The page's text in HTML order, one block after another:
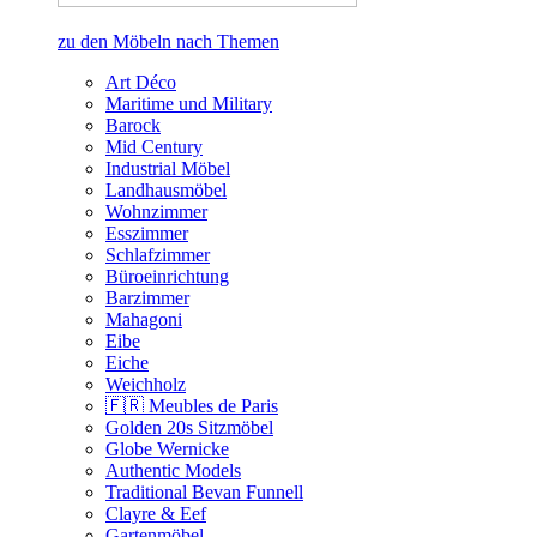
zu den Möbeln nach Themen
Art Déco
Maritime und Military
Barock
Mid Century
Industrial Möbel
Landhausmöbel
Wohnzimmer
Esszimmer
Schlafzimmer
Büroeinrichtung
Barzimmer
Mahagoni
Eibe
Eiche
Weichholz
🇫🇷 Meubles de Paris
Golden 20s Sitzmöbel
Globe Wernicke
Authentic Models
Traditional Bevan Funnell
Clayre & Eef